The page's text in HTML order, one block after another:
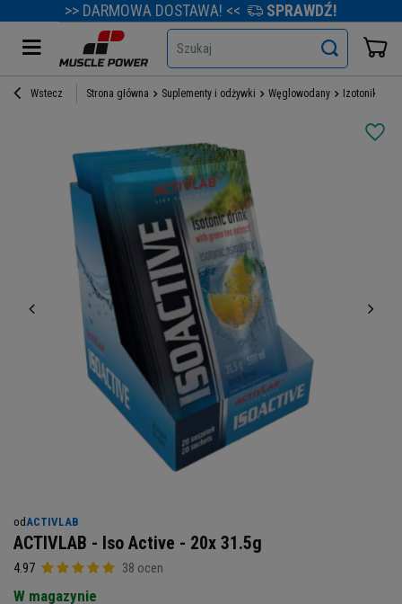
>> DARMOWA DOSTAWA! << SPRAWDŹ!
Szukaj
Wstecz Strona główna Suplementy i odżywki Węglowodany Izotoniki
od ACTIVLAB
ACTIVLAB - Iso Active - 20x 31.5g
4.97 38 ocen
W magazynie